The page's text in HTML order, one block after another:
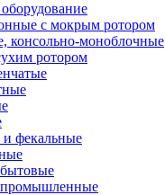
с мокрым ротором
консольно-моноблочные
ротором
фекальные
промышленные